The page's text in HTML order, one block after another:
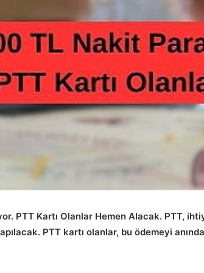
PTT Kartı Olanlar Hemen Alacak. PTT,
PTT kartı olanlar, bu ödemeyi